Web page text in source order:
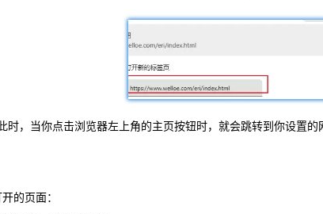
，当你点击浏览器左上角的主页按钮时，就会跳转到你设置的
的页面：